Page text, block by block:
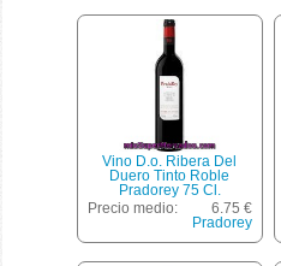
Vino D.o. Ribera Del
Duero Tinto Roble
Pradorey 75 Cl.
Precio medio:
6.75 €
Pradorey